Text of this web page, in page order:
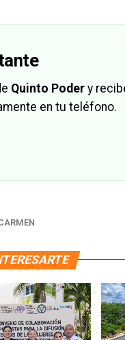
Quinto Poder y
en tu teléfono.